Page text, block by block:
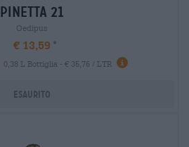
pinetta 21
Oedipus
€ 13,59
0,38 L Bottiglia - € 35,76 / LTR
Esaurito